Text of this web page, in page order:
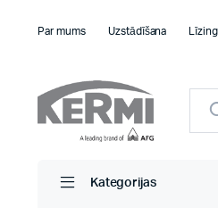
Par mums Uzstādīšana
Kategorijas